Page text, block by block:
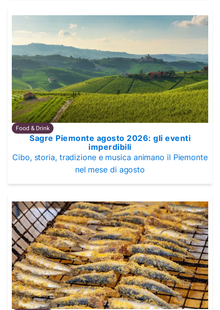
Food & Drink
Sagre Piemonte agosto 2026: gli eventi
imperdibili
Cibo, storia, tradizione e musica animano il Piemonte
nel mese di agosto